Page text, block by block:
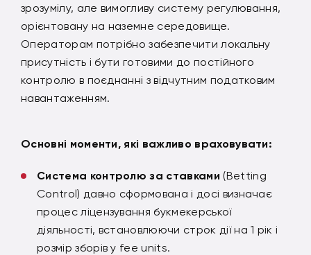
зрозумілу, але вимогливу систему регулювання,
орієнтовану на наземне середовище.
Операторам потрібно забезпечити локальну
присутність і бути готовими до постійного
контролю в поєднанні з відчутним податковим
навантаженням.
Основні моменти, які важливо враховувати:
Система контролю за ставками (Betting
Control) давно сформована і досі визначає
процес ліцензування букмекерської
діяльності, встановлюючи строк дії на 1 рік і
розмір зборів у fee units.